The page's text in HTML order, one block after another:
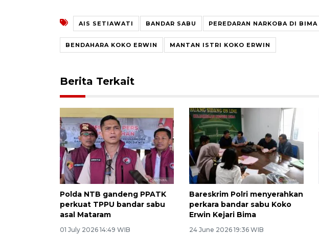
AIS SETIAWATI BANDAR SABU PEREDARAN NARKOBA DI BIMA
BENDAHARA KOKO ERWIN MANTAN ISTRI KOKO ERWIN
Berita Terkait
Polda NTB gandeng PPATK
perkuat TPPU bandar sabu
asal Mataram
01 July 2026 14:49 WIB
Bareskrim Polri menyerahkan
perkara bandar sabu Koko
Erwin Kejari Bima
24 June 2026 19:36 WIB